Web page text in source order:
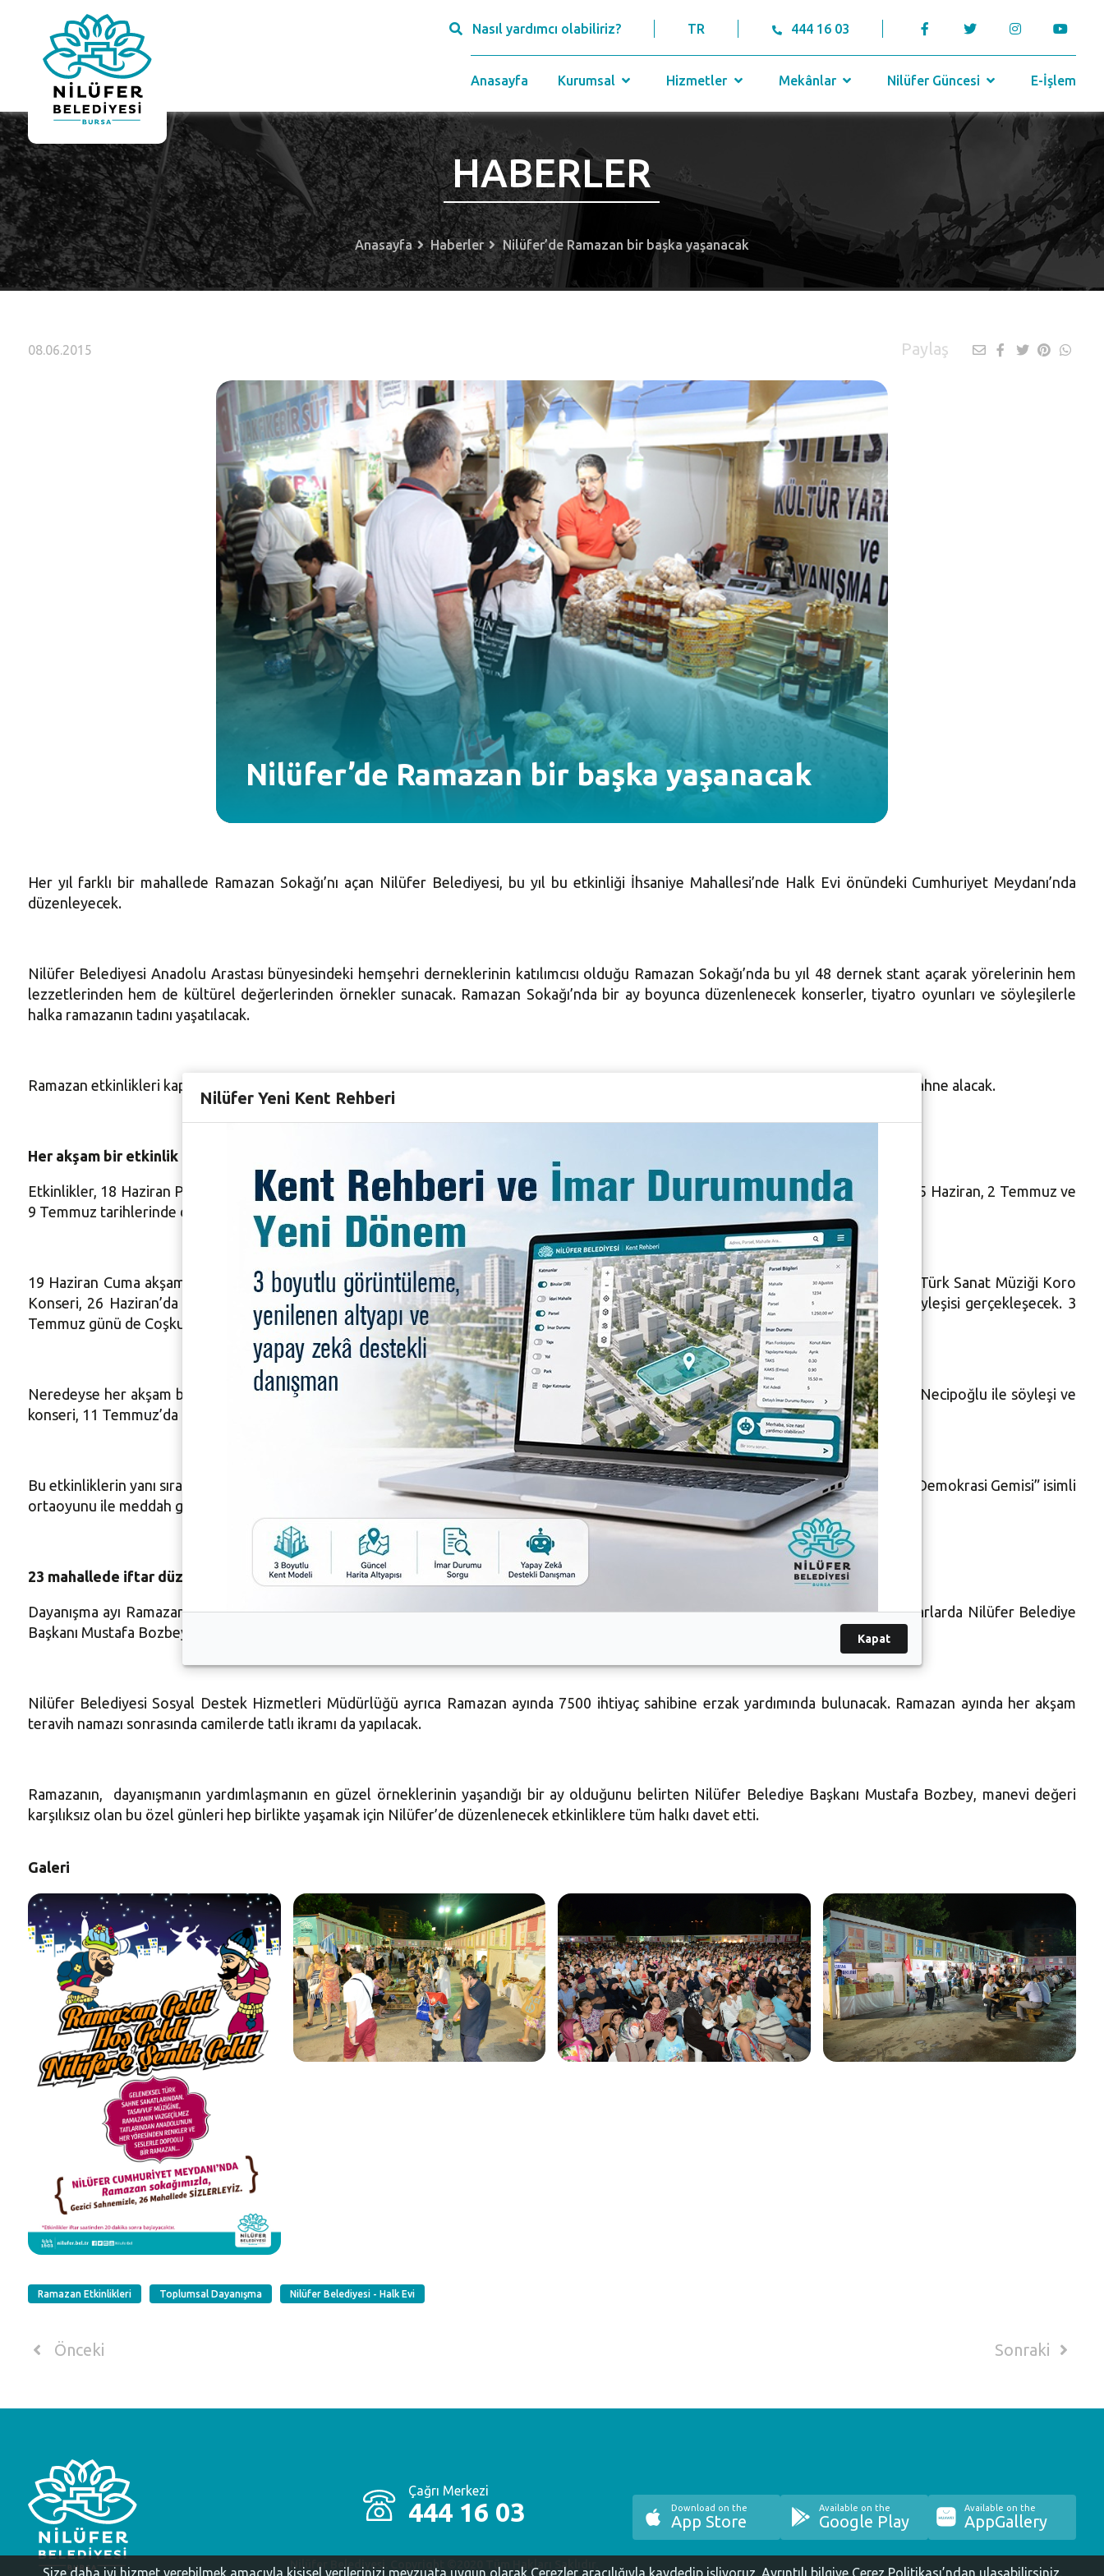
Nasıl yardımcı olabiliriz? TR 444 16 03
Anasayfa Kurumsal Hizmetler Mekânlar Nilüfer Güncesi E-İşlem
HABERLER
Anasayfa Haberler Nilüfer’de Ramazan bir başka yaşanacak
08.06.2015 Paylaş
Nilüfer’de Ramazan bir başka yaşanacak
Her yıl farklı bir mahallede Ramazan Sokağı’nı açan Nilüfer Belediyesi, bu yıl bu etkinliği İhsaniye Mahallesi’nde Halk Evi önündeki Cumhuriyet Meydanı’nda
düzenleyecek.
Nilüfer Belediyesi Anadolu Arastası bünyesindeki hemşehri derneklerinin katılımcısı olduğu Ramazan Sokağı’nda bu yıl 48 dernek stant açarak yörelerinin hem
lezzetlerinden hem de kültürel değerlerinden örnekler sunacak. Ramazan Sokağı’nda bir ay boyunca düzenlenecek konserler, tiyatro oyunları ve söyleşilerle
halka ramazanın tadını yaşatılacak.
Ramazan etkinlikleri kapsamında geleneksel Türk sahne sanatlarından tasavvuf müziğine, Anadolu’nun her yöresinden renkler ve sesler sahne alacak.
Her akşam bir etkinlik
Etkinlikler, 18 Haziran Perşembe günü ‘‘Nilüfer Tiyatro” nun, “Demokrasi Gemisi” isimli ortaoyunu gösterisi ile başlayacak. Ortaoyunu 25 Haziran, 2 Temmuz ve
9 Temmuz tarihlerinde de Cumhuriyet Meydanı’nda kurulacak sahnede sergilenecek.
19 Haziran Cuma akşamı Turgay Başyayla sevenleriyle buluşurken, 20 Haziran’da Yansımalar Konseri, 21 Haziran’da Nilüfer Belediyesi Türk Sanat Müziği Koro
Konseri, 26 Haziran’da Nilüfer Belediyesi Türk Halk Müziği Koro Konseri, 27 Haziran’da da Cihan Yıldız ve Sunay Akın Konser ve söyleşisi gerçekleşecek. 3
Temmuz günü de Coşkun Karademir “Yunus Emre” Nefesleri ve İlahileri ile halkın karşısına çıkacak.
Neredeyse her akşam bir etkinliğin gerçekleşeceği Ramazan Sokağı’nda ayrıca, 4 Temmuz’da Sema Moritz Konseri, 10 Temmuz’da Halil Necipoğlu ile söyleşi ve
konseri, 11 Temmuz’da da Grup Mecaz Konseri düzenlenecek.
Bu etkinliklerin yanı sıra Ramazan Sokağı’nda stant açan dernekler de yöresel gösteriler sunacak. Ayrıca Nilüfer Tiyatro’nun sahnelediği “Demokrasi Gemisi” isimli
ortaoyunu ile meddah gösterileri ramazan ayı boyunca 26 mahallede izleyici ile buluşacak.
23 mahallede iftar düzenlenecek
Dayanışma ayı Ramazan’da Nilüfer Belediyesi Sosyal Destek Hizmetleri Müdürlüğü de 23 mahallede iftar yemeği düzenleyecek. Bu iftarlarda Nilüfer Belediye
Başkanı Mustafa Bozbey halkla bir araya gelecek.
Nilüfer Belediyesi Sosyal Destek Hizmetleri Müdürlüğü ayrıca Ramazan ayında 7500 ihtiyaç sahibine erzak yardımında bulunacak. Ramazan ayında her akşam
teravih namazı sonrasında camilerde tatlı ikramı da yapılacak.
Ramazanın, dayanışmanın yardımlaşmanın en güzel örneklerinin yaşandığı bir ay olduğunu belirten Nilüfer Belediye Başkanı Mustafa Bozbey, manevi değeri
karşılıksız olan bu özel günleri hep birlikte yaşamak için Nilüfer’de düzenlenecek etkinliklere tüm halkı davet etti.
Galeri
Ramazan Etkinlikleri Toplumsal Dayanışma Nilüfer Belediyesi - Halk Evi
Önceki Sonraki
Çağrı Merkezi
444 16 03
Nilüfer Belediyesi. Copyright ©2020 Tüm Hakları Saklıdır.
Download on the
App Store
Available on the
Google Play
Available on the
AppGallery
Nilüfer Yeni Kent Rehberi
Kapat
Size daha iyi hizmet verebilmek amacıyla kişisel verilerinizi mevzuata uygun olarak Çerezler aracılığıyla kaydedip işliyoruz. Ayrıntılı bilgiye Çerez Politikası’ndan ulaşabilirsiniz.